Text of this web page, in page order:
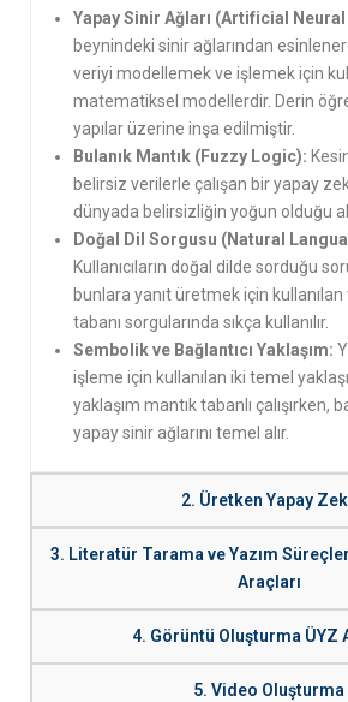
Yapay Sinir Ağları (Artificial
beynindeki sinir ağlarından
veriyi modellemek ve işlemek için
matematiksel modellerdir. Derin
yapılar üzerine inşa edilmiştir.
Bulanık Mantık (Fuzzy Logic):
belirsiz verilerle çalışan bir yapay
dünyada belirsizliğin yoğun olduğu
Doğal Dil Sorgusu (Natural
Kullanıcıların doğal dilde sorduğu
bunlara yanıt üretmek için
tabanı sorgularında sıkça kullanılır.
Sembolik ve Bağlantıcı Yaklaşım:
işleme için kullanılan iki temel
yaklaşım mantık tabanlı çalışırken,
yapay sinir ağlarını temel alır.
2. Üretken Yapay
3. Literatür Tarama ve Yazım
Araçları
4. Görüntü Oluşturma ÜYZ
5. Video Oluşturma